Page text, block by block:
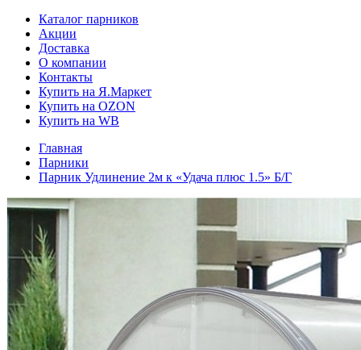
Каталог парников
Акции
Доставка
О компании
Контакты
Купить на Я.Маркет
Купить на OZON
Купить на WB
Главная
Парники
Парник Удлинение 2м к «Удача плюс 1.5» Б/Г